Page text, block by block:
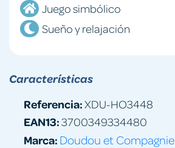
Juego simbólico
Sueño y relajación
Características
Referencia:XDU-HO3448
EAN13:3700349334480
Marca: Doudou et Compagnie